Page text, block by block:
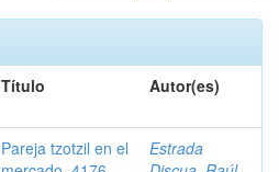
Título Autor(es)
Pareja tzotzil en el
Estrada